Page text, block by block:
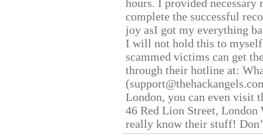
hours. I provided
complete the successful
joy asI got my everything
I will not hold this to
scammed victims can get
through their hotline at:
London, you can even visit
46 Red Lion Street, London
really know their stuff!